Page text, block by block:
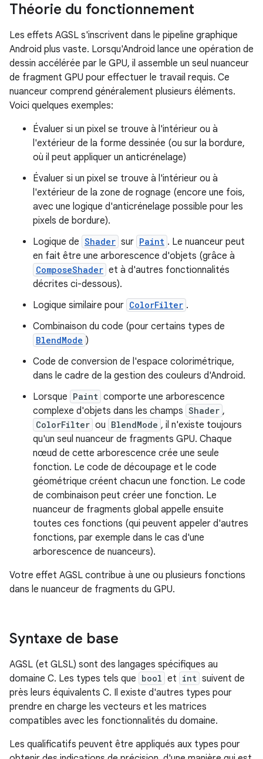
Théorie du fonctionnement
Les effets AGSL s'inscrivent dans le pipeline graphique
Android plus vaste. Lorsqu'Android lance une opération de
dessin accélérée par le GPU, il assemble un seul nuanceur
de fragment GPU pour effectuer le travail requis. Ce
nuanceur comprend généralement plusieurs éléments.
Voici quelques exemples:
Évaluer si un pixel se trouve à l'intérieur ou à
l'extérieur de la forme dessinée (ou sur la bordure,
où il peut appliquer un anticrénelage)
Évaluer si un pixel se trouve à l'intérieur ou à
l'extérieur de la zone de rognage (encore une fois,
avec une logique d'anticrénelage possible pour les
pixels de bordure).
Logique de Shader sur Paint . Le nuanceur peut
en fait être une arborescence d'objets (grâce à
ComposeShader et à d'autres fonctionnalités
décrites ci-dessous).
Logique similaire pour ColorFilter .
Combinaison du code (pour certains types de
BlendMode )
Code de conversion de l'espace colorimétrique,
dans le cadre de la gestion des couleurs d'Android.
Lorsque Paint comporte une arborescence
complexe d'objets dans les champs Shader ,
ColorFilter ou BlendMode , il n'existe toujours
qu'un seul nuanceur de fragments GPU. Chaque
nœud de cette arborescence crée une seule
fonction. Le code de découpage et le code
géométrique créent chacun une fonction. Le code
de combinaison peut créer une fonction. Le
nuanceur de fragments global appelle ensuite
toutes ces fonctions (qui peuvent appeler d'autres
fonctions, par exemple dans le cas d'une
arborescence de nuanceurs).
Votre effet AGSL contribue à une ou plusieurs fonctions
dans le nuanceur de fragments du GPU.
Syntaxe de base
AGSL (et GLSL) sont des langages spécifiques au
domaine C. Les types tels que bool et int suivent de
près leurs équivalents C. Il existe d'autres types pour
prendre en charge les vecteurs et les matrices
compatibles avec les fonctionnalités du domaine.
Les qualificatifs peuvent être appliqués aux types pour